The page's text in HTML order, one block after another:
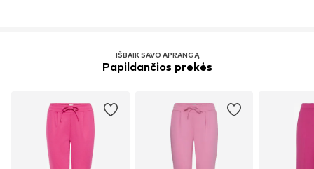
IŠBAIK SAVO APRANGĄ
Papildančios prekės